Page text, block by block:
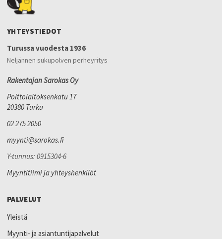
YHTEYSTIEDOT
Turussa vuodesta 1936
Neljännen sukupolven perheyritys
Rakentajan Sarokas Oy
Polttolaitoksenkatu 17
20380 Turku
02 275 2050
myynti@sarokas.fi
Y-tunnus: 0915304-6
Myyntitiimi ja yhteyshenkilöt
PALVELUT
Yleistä
Myynti- ja asiantuntijapalvelut